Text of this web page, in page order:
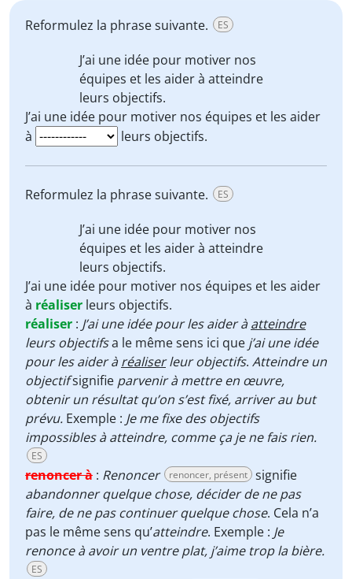
Reformulez la phrase suivante. ES
J’ai une idée pour motiver nos
équipes et les aider à atteindre
leurs objectifs.
J’ai une idée pour motiver nos équipes et les aider
à
leurs objectifs.
Reformulez la phrase suivante. ES
J’ai une idée pour motiver nos
équipes et les aider à atteindre
leurs objectifs.
J’ai une idée pour motiver nos équipes et les aider
à réaliser leurs objectifs.
réaliser : J’ai une idée pour les aider àatteindre
leurs objectifsa le même sens ici que j’ai une idée
pour les aider àréaliserleur objectifs. Atteindre un
objectifsignifie parvenir à mettre en œuvre,
obtenir un résultat qu’on s’est fixé, arriver au but
prévu. Exemple : Je me fixe des objectifs
impossibles à atteindre, comme ça je ne fais rien.
ES
renoncer à : Renoncer renoncer, présent signifie
abandonner quelque chose, décider de ne pas
faire, de ne pas continuer quelque chose. Cela n’a
pas le même sens qu’atteindre. Exemple : Je
renonce à avoir un ventre plat, j’aime trop la bière.
ES